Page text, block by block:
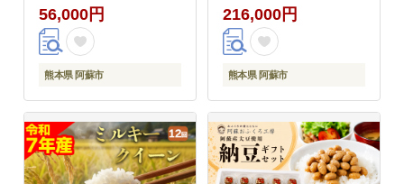
インテリア 花 フラワー
定期便 アレジメント 贈
り物 プレゼント 綺麗
熊本 阿蘇
56,000円
熊本県 阿蘇市
美味しい 甘み 香り ツ
ヤ おすすめ ごはん 熊
本県 阿蘇市
216,000円
熊本県 阿蘇市